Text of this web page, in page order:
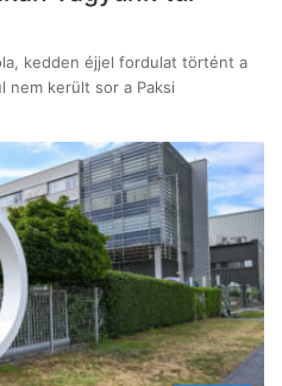
kedden éjjel fordulat történt a
nem került sor a Paksi